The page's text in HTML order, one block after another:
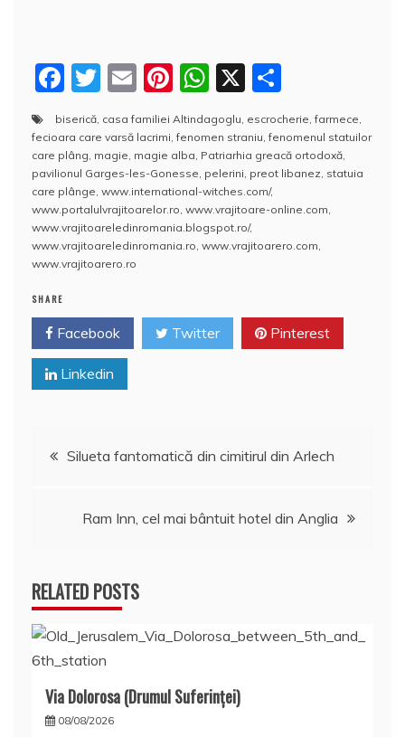
F
c
e
b
o
o
k
T
itt
er
E
m
ai
l
Pi
nt
er
e
st
W
at
s
A
p
p
X
a
rt
aj
a
z
biserică casa familiei Altindagoglu escrocherie ,farmece
fecioara care varsă lacrimi ,fenomen straniu ,fenomenul statuilor
care plâng magie magie alba Patriarhia greacă ortodoxă
pavilionul Garges-les-Gonesse pelerini preot libanez statuia
care plânge www.international-witches.com/,
www.portalulvrajitoarelor.ro www.vrajitoare-online.com
www.vrajitoareledinromania.blogspot.ro/,
www.vrajitoareledinromania.ro www.vrajitoarero.com
www.vrajitoarero.ro
SHARE
Facebook Twitter Pinterest
Linkedin
Navigare
Silueta fantomatică din cimitirul din Arlech
Ram Inn, cel mai bântuit hotel din Anglia
RELATED POSTS
Via Dolorosa (Drumul Suferinţei)
08/08/2026